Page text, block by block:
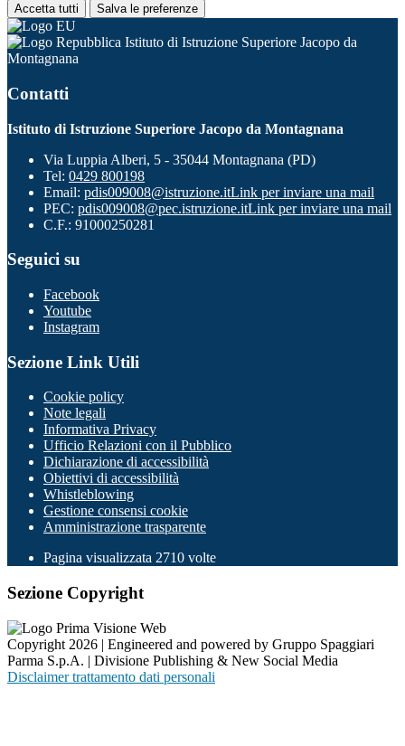
Accetta tutti Salva le preferenze
Istituto di Istruzione Superiore Jacopo da
Montagnana
Contatti
Istituto di Istruzione Superiore Jacopo da Montagnana
Via Luppia Alberi, 5 - 35044 Montagnana (PD)
Tel: 0429 800198
Email: pdis009008@istruzione.itLink per inviare una mail
PEC: pdis009008@pec.istruzione.itLink per inviare una mail
C.F.: 91000250281
Seguici su
Facebook
Youtube
Instagram
Sezione Link Utili
Cookie policy
Note legali
Informativa Privacy
Ufficio Relazioni con il Pubblico
Dichiarazione di accessibilità
Obiettivi di accessibilità
Whistleblowing
Gestione consensi cookie
Amministrazione trasparente
Pagina visualizzata 2710 volte
Sezione Copyright
Copyright 2026 | Engineered and powered by Gruppo Spaggiari
Parma S.p.A. | Divisione Publishing & New Social Media
Disclaimer trattamento dati personali